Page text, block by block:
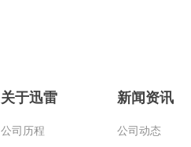
关于迅雷
公司历程
新闻资讯
公司动态